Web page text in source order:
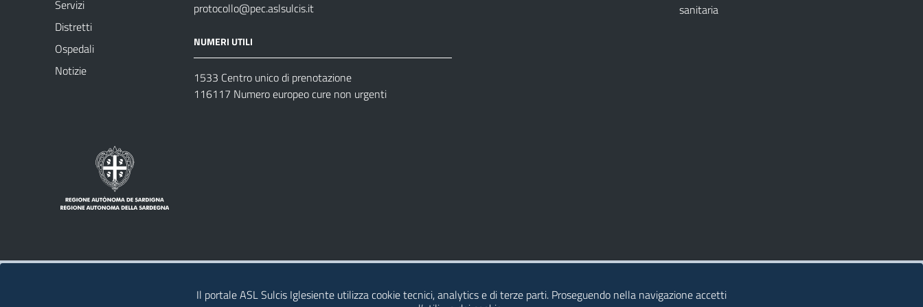
Servizi
Distretti
Ospedali
Notizie
protocollo@pec.aslsulcis.it
NUMERI UTILI
1533 Centro unico di prenotazione
116117 Numero europeo cure non urgenti
sanitaria
Il portale ASL Sulcis Iglesiente utilizza cookie tecnici, analytics e di terze parti. Proseguendo nella navigazione accetti